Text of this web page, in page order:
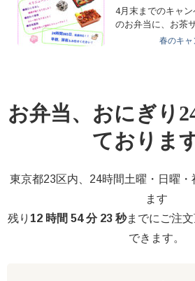
4月末までのキャ
のお弁当に、お茶
なこの時…春のキャ
お弁当、おにぎり
ておりま
東京都23区内、24時間土曜・日曜・
ます
残り 12 時間 54 分 22 秒までにご注
できます。